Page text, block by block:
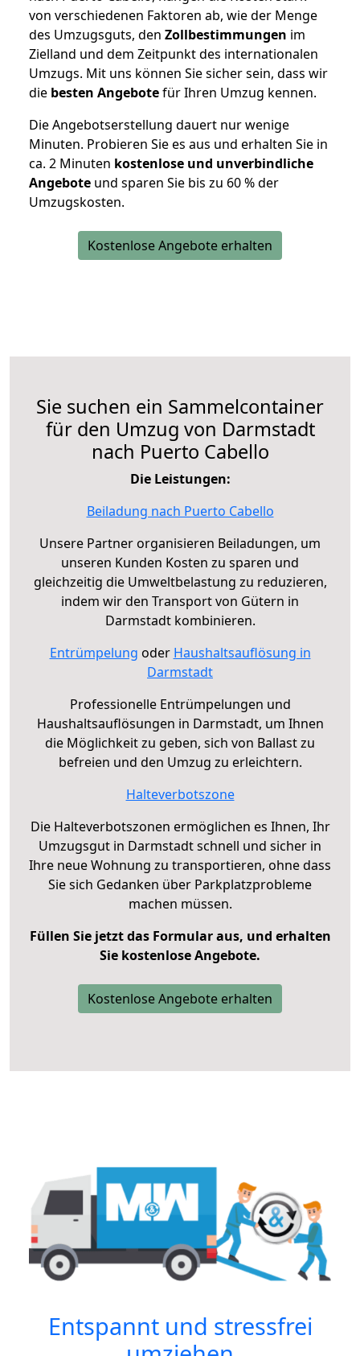
von verschiedenen Faktoren ab, wie der Menge
des Umzugsguts, den Zollbestimmungen im
Zielland und dem Zeitpunkt des internationalen
Umzugs. Mit uns können Sie sicher sein, dass wir
die besten Angebotefür Ihren Umzug kennen.
Die Angebotserstellung dauert nur wenige
Minuten. Probieren Sie es aus und erhalten Sie in
ca. 2 Minuten kostenlose und unverbindliche
Angebote und sparen Sie bis zu 60 % der
Umzugskosten.
Kostenlose Angebote erhalten
Sie suchen ein Sammelcontainer
für den Umzug von Darmstadt
nach Puerto Cabello
Die Leistungen:
Beiladung nach Puerto Cabello
Unsere Partner organisieren Beiladungen, um
unseren Kunden Kosten zu sparen und
gleichzeitig die Umweltbelastung zu reduzieren,
indem wir den Transport von Gütern in
Darmstadt kombinieren.
Entrümpelung oder Haushaltsauflösung in
Darmstadt
Professionelle Entrümpelungen und
Haushaltsauflösungen in Darmstadt, um Ihnen
die Möglichkeit zu geben, sich von Ballast zu
befreien und den Umzug zu erleichtern.
Halteverbotszone
Die Halteverbotszonen ermöglichen es Ihnen, Ihr
Umzugsgut in Darmstadt schnell und sicher in
Ihre neue Wohnung zu transportieren, ohne dass
Sie sich Gedanken über Parkplatzprobleme
machen müssen.
Füllen Sie jetzt das Formular aus, und erhalten
Sie kostenlose Angebote.
Kostenlose Angebote erhalten
Entspannt und stressfrei